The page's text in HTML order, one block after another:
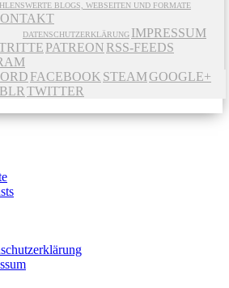
BLOGS, WEBSEITEN UND FORMATE
DATENSCHUTZERKLÄRUNG IMPRESSUM
PATREON RSS-FEEDS
FACEBOOK STEAMGOOGLE+
TWITTER